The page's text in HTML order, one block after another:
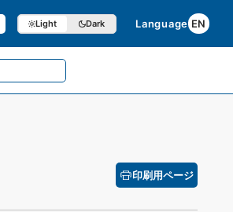
Light Dark Language EN
印刷用ページ